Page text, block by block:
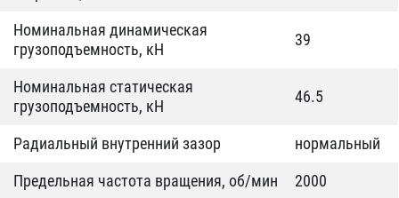
Номинальная динамическая
грузоподъемность, кН
39
Номинальная статическая
грузоподъемность, кН
46.5
Радиальный внутренний зазор
нормальный
Предельная частота вращения, об/мин
2000